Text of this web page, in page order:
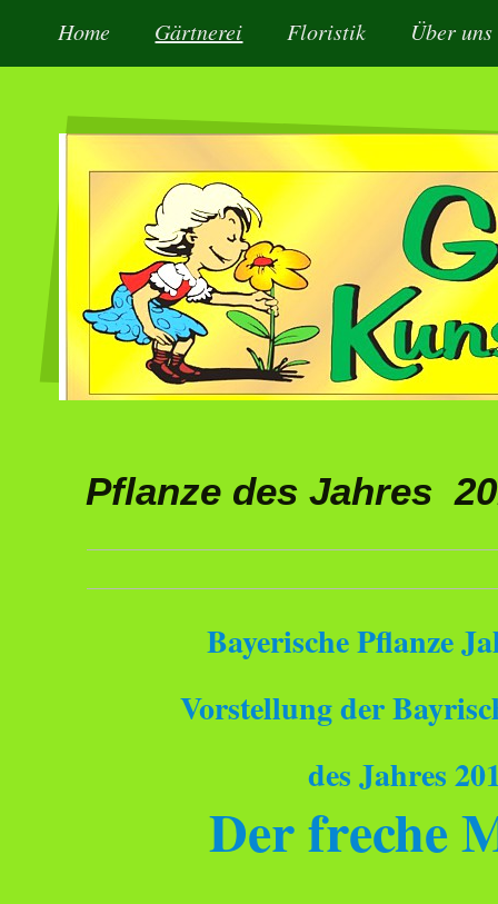
Home Gärtnerei Floristik Über uns
Pflanze des Jahres
Bayerische Pflanze
Vorstellung der
des Jahres
Der freche